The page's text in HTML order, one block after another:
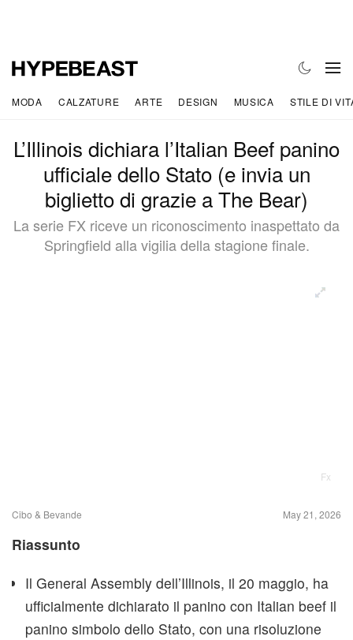
MODA CALZATURE ARTE DESIGN MUSICA STILE DI
L’Illinois dichiara l’Italian Beef panino
ufficiale dello Stato (e invia un
biglietto di grazie a The Bear)
La serie FX riceve un riconoscimento inaspettato da
Springfield alla vigilia della stagione finale.
Fx
Cibo & Bevande May 21, 2026
Riassunto
Il General Assembly dell’Illinois, il 20 maggio, ha
ufficialmente dichiarato il panino con Italian beef il
panino simbolo dello Stato, con una risoluzione